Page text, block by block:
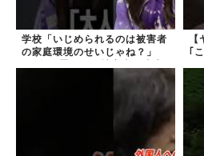
学校「いじめられるのは被害者
の家庭環境のせいじゃね？」
｢